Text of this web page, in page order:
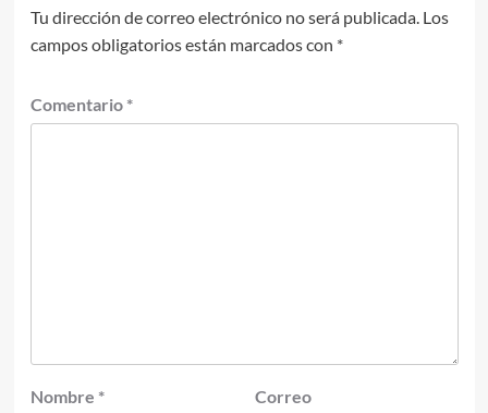
Tu dirección de correo electrónico no será publicada. Los
campos obligatorios están marcados con *
Comentario *
Nombre *
Correo